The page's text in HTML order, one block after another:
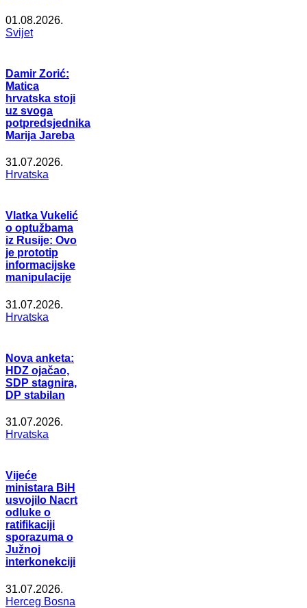
01.08.2026.
Svijet
Damir Zorić:
Matica
hrvatska stoji
uz svoga
potpredsjednika
Marija Jareba
31.07.2026.
Hrvatska
Vlatka Vukelić
o optužbama
iz Rusije: Ovo
je prototip
informacijske
manipulacije
31.07.2026.
Hrvatska
Nova anketa:
HDZ ojačao,
SDP stagnira,
DP stabilan
31.07.2026.
Hrvatska
Vijeće
ministara BiH
usvojilo Nacrt
odluke o
ratifikaciji
sporazuma o
Južnoj
interkonekciji
31.07.2026.
Herceg Bosna